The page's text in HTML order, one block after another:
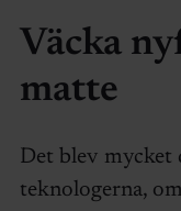
Väcka
matte
Det blev
teknologerna,